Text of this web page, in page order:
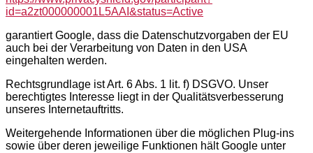
id=a2zt000000001L5AAI&status=Active
garantiert Google, dass die Datenschutzvorgaben der EU
auch bei der Verarbeitung von Daten in den USA
eingehalten werden.
Rechtsgrundlage ist Art. 6 Abs. 1 lit. f) DSGVO. Unser
berechtigtes Interesse liegt in der Qualitätsverbesserung
unseres Internetauftritts.
Weitergehende Informationen über die möglichen Plug-ins
sowie über deren jeweilige Funktionen hält Google unter